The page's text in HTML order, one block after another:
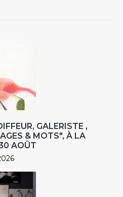
GALERISTE ,
& MOTS", À LA
AOÛT